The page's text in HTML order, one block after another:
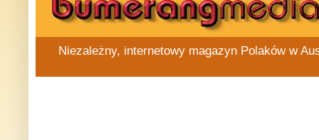
Niezależny, internetowy magazyn Polaków w